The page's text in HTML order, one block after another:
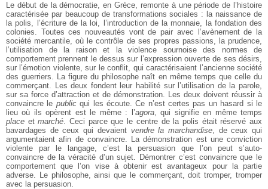
Le début de la démocratie, en Grèce, remonte à une période de l’histoire
caractérisée par beaucoup de transformations sociales : la naissance de
la polis, l’écriture de la loi, l’introduction de la monnaie, la fondation des
colonies. Toutes ces nouveautés vont de pair avec l’avènement de la
société mercantile, où le contrôle de ses propres passions, la prudence,
l’utilisation de la raison et la violence sournoise des normes de
comportement prennent le dessus sur l’expression ouverte de ses désirs,
sur l’émotion violente, sur le conflit, qui caractérisaient l’ancienne société
des guerriers. La figure du philosophe naît en même temps que celle du
commerçant. Les deux fondent leur habilité sur l’utilisation de la parole,
sur sa force d’attraction et de démonstration. Les deux doivent réussir à
convaincre le publicqui les écoute. Ce n’est certes pas un hasard si le
lieu où ils opèrent est le même : l’agora, qui signifie en même temps
place etmarché. Ceci parce que le centre de la polis était réservé aux
bavardages de ceux qui devaient vendre la marchandise, de ceux qui
argumentaient afin de convaincre. La démonstration est une conviction
violente par le langage, c’est la persuasion que l’on peut s’auto-
convaincre de la véracité d’un sujet. Démontrer c’est convaincre que le
comportement que l’on vise à obtenir est avantageux pour la partie
adverse. Le philosophe, ainsi que le commerçant, doit tromper, tromper
avec la persuasion.